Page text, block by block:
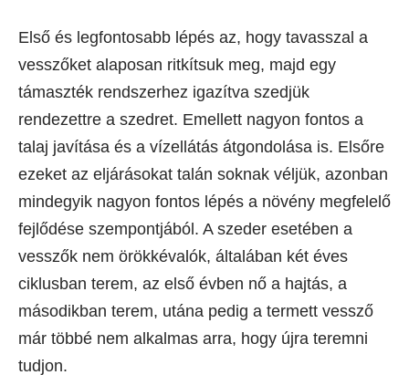
Első és legfontosabb lépés az, hogy tavasszal a
vesszőket alaposan ritkítsuk meg, majd egy
támaszték rendszerhez igazítva szedjük
rendezettre a szedret. Emellett nagyon fontos a
talaj javítása és a vízellátás átgondolása is. Elsőre
ezeket az eljárásokat talán soknak véljük, azonban
mindegyik nagyon fontos lépés a növény megfelelő
fejlődése szempontjából. A szeder esetében a
vesszők nem örökkévalók, általában két éves
ciklusban terem, az első évben nő a hajtás, a
másodikban terem, utána pedig a termett vessző
már többé nem alkalmas arra, hogy újra teremni
tudjon.